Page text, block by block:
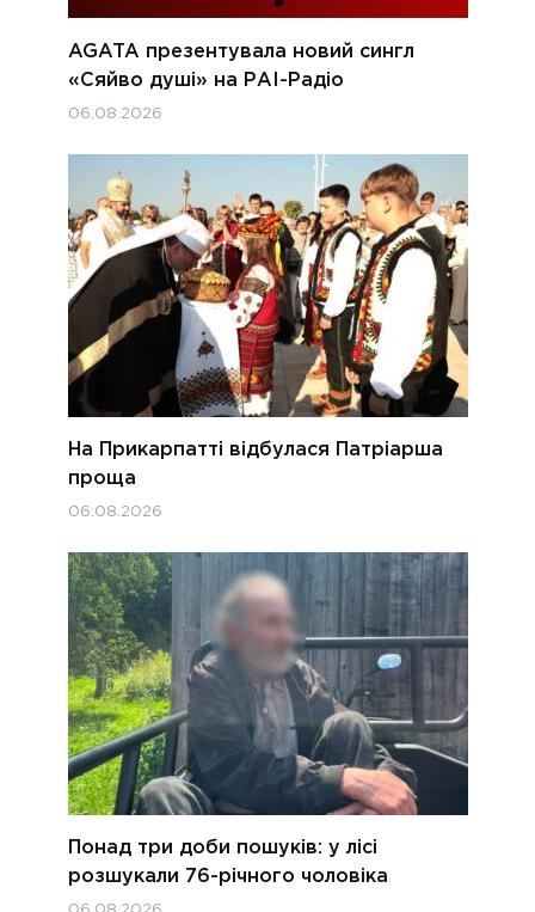
AGATA презентувала новий сингл
«Сяйво душі» на РАІ-Радіо
06.08.2026
На Прикарпатті відбулася Патріарша
проща
06.08.2026
Понад три доби пошуків: у лісі
розшукали 76-річного чоловіка